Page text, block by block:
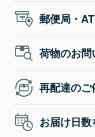
郵便局・
荷物のお
再配達のご
お届け日数